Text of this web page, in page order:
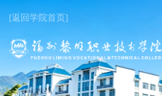
[返回学院首页]